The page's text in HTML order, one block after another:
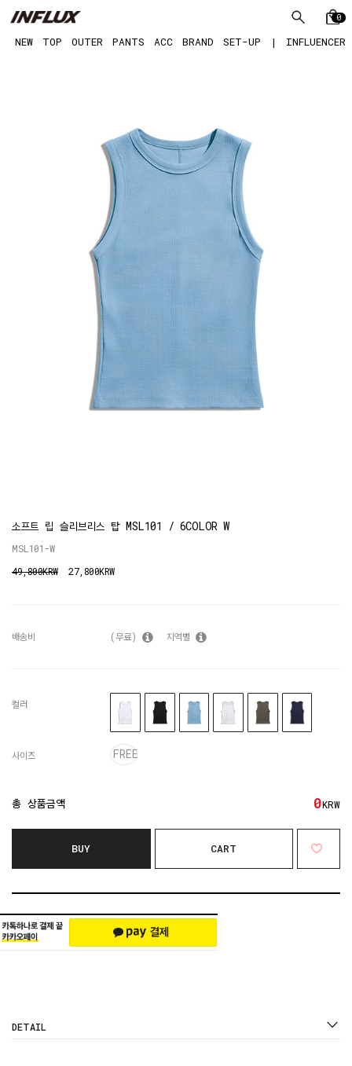
0
NEW TOP OUTER PANTS ACC BRAND SET-UP | INFLUENCER
소프트 립 슬리브리스 탑 MSL101 / 6COLOR W
MSL101-W
49,800KRW
27,800KRW
배송비 (무료) 지역별
컬러
사이즈 FREE
총 상품금액 0KRW
BUY CART
DETAIL